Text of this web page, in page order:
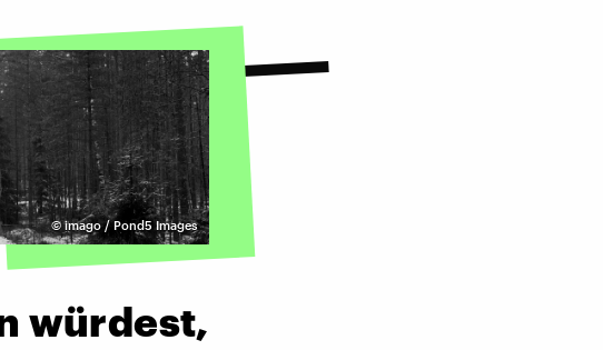
©imago / Pond5 Images
würdest,